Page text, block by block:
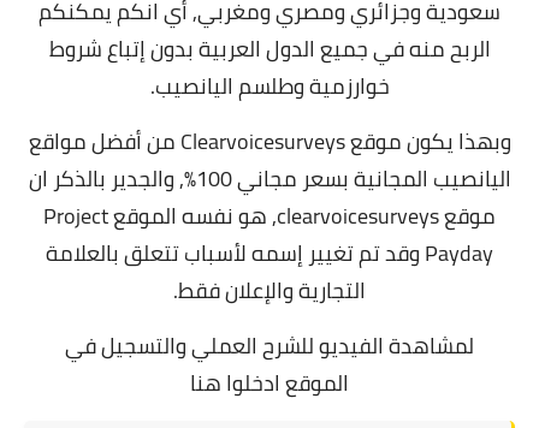
سعودية وجزائري ومصري ومغربي, أي انكم يمكنكم
الربح منه في جميع الدول العربية بدون إتباع شروط
خوارزمية وطلسم اليانصيب.
وبهذا يكون موقع Clearvoicesurveys من أفضل مواقع
اليانصيب المجانية بسعر مجاني 100%,
والجدير بالذكر ان
موقع clearvoicesurveys, هو نفسه الموقع Project
Payday وقد تم تغيير إسمه لأسباب تتعلق بالعلامة
التجارية والإعلان فقط.
لمشاهدة الفيديو للشرح العملي والتسجيل في
الموقعادخلوا هنا